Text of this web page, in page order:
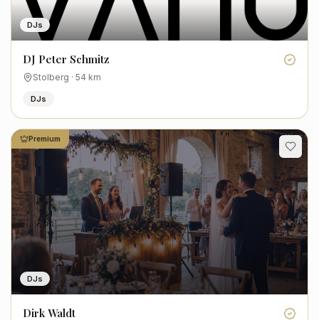
DJs
DJ Peter Schmitz
Stolberg · 54 km
DJs
DJs
Premium
Dirk Waldt